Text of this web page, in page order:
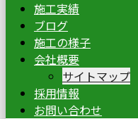
施工実績
ブログ
施工の様子
会社概要
サイトマップ
採用情報
お問い合わせ